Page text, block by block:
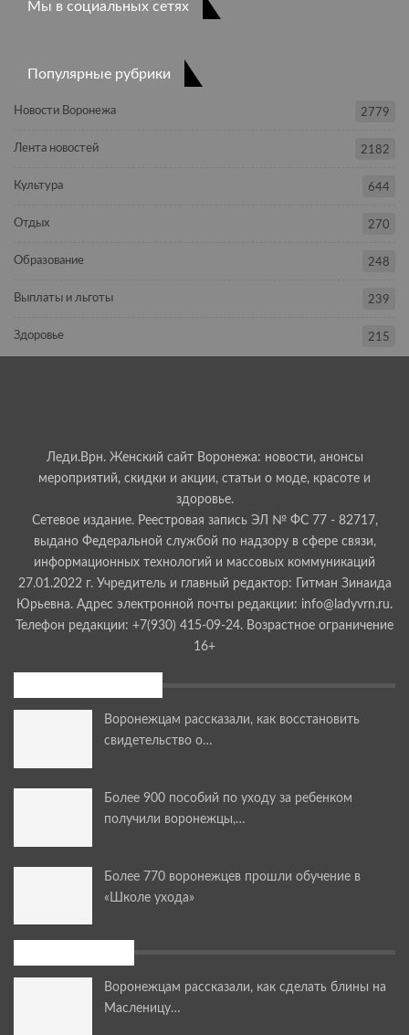
Мы в социальных сетях
Популярные рубрики
Новости Воронежа 2779
Лента новостей 2182
Культура 644
Отдых 270
Образование 248
Выплаты и льготы 239
Здоровье 215
Леди.Врн. Женский сайт Воронежа: новости, анонсы
мероприятий, скидки и акции, статьи о моде, красоте и
здоровье.
Сетевое издание. Реестровая запись ЭЛ № ФС 77 - 82717,
выдано Федеральной службой по надзору в сфере связи,
информационных технологий и массовых коммуникаций
27.01.2022 г. Учредитель и главный редактор: Гитман Зинаида
Юрьевна. Адрес электронной почты редакции: info@ladyvrn.ru.
Телефон редакции: +7(930) 415-09-24. Возрастное ограничение
16+
Воронежцам рассказали, как восстановить
свидетельство о…
Более 900 пособий по уходу за ребенком
получили воронежцы,…
Более 770 воронежцев прошли обучение в
«Школе ухода»
Воронежцам рассказали, как сделать блины на
Масленицу…